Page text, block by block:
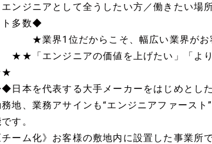
エンジニアとして全うしたい方／働きたい
ト多数◆
界1位だからこそ、幅広い業界がお客
「エンジニアの価値を上げたい」「より
日本を代表する大手メーカーをはじめとし
務地、業務アサインも“エンジニアファース
す。
ーム化》お客様の敷地内に設置した事業所